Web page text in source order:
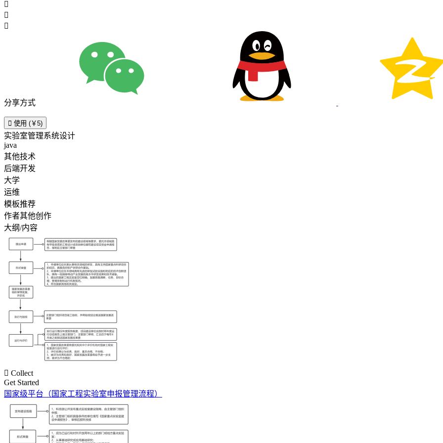



分享方式
 使用 (￥5)
实验室管理系统设计
java
其他技术
后端开发
大学
运维
模板推荐
作者其他创作
大纲/内容
 Collect
Get Started
国家级平台（国家工程实验室申报管理流程）